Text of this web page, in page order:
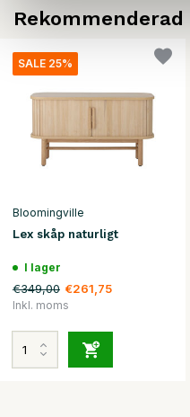
Rekommenderad
SALE 25%
Bloomingville
Lex skåp naturligt
I lager
€349,00 €261,75
Inkl. moms